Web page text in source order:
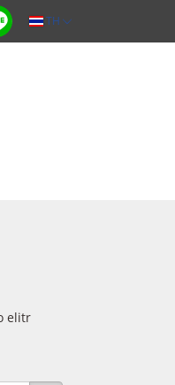
TH
elitr